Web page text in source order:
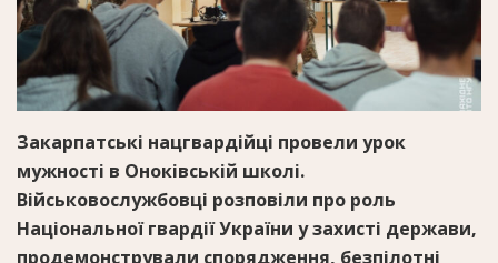
Закарпатські нацгвардійці провели урок
мужності в Оноківській школі.
Військовослужбовці розповіли про роль
Національної гвардії України у захисті держави,
продемонстрували спорядження, безпілотні